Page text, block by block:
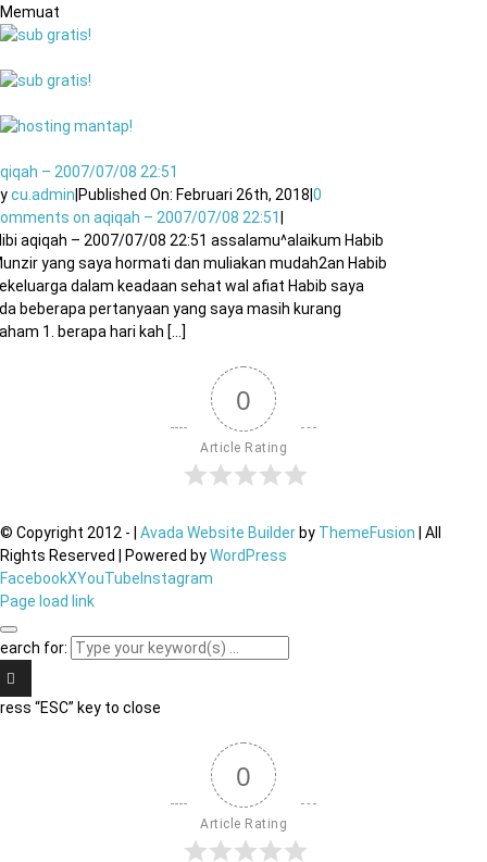
Memuat
– 2007/07/08 22:51
cu.admin Published On: Februari 26th, 2018 |0
on aqiqah – 2007/07/08 22:51
aqiqah – 2007/07/08 22:51 assalamu^alaikum Habib
yang saya hormati dan muliakan mudah2an Habib
dalam keadaan sehat wal afiat Habib saya
beberapa pertanyaan yang saya masih kurang
1. berapa hari kah [...]
0
Article Rating
© Copyright 2012 - Avada Website Builder by ThemeFusion | All
Rights Reserved | Powered byWordPress
FacebookXYouTube Instagram
Page load link
for:
“ESC” key to close
0
Article Rating